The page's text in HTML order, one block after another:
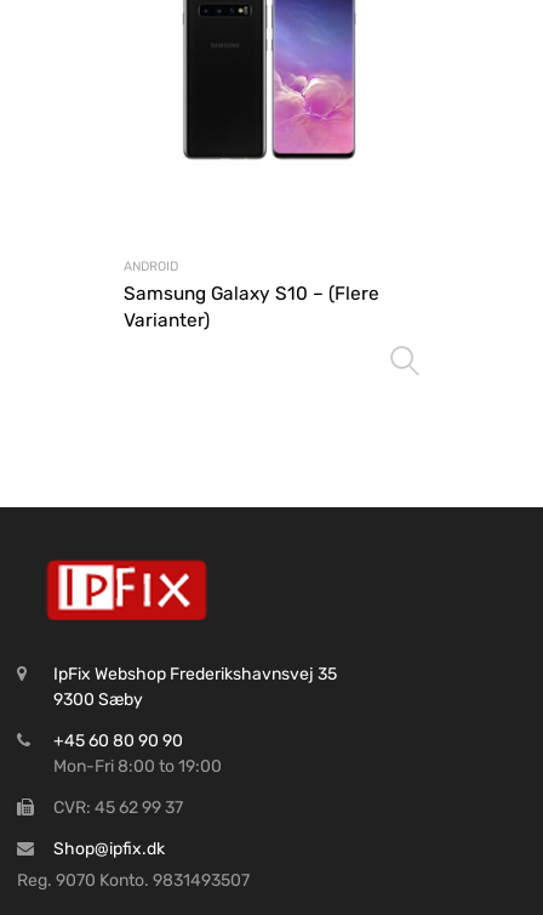
ANDROID
Samsung Galaxy S10 – (Flere
Varianter)
IpFix Webshop Frederikshavnsvej 35
9300 Sæby
+45 60 80 90 90
Mon-Fri 8:00 to 19:00
CVR: 45 62 99 37
Shop@ipfix.dk
Reg. 9070 Konto. 9831493507